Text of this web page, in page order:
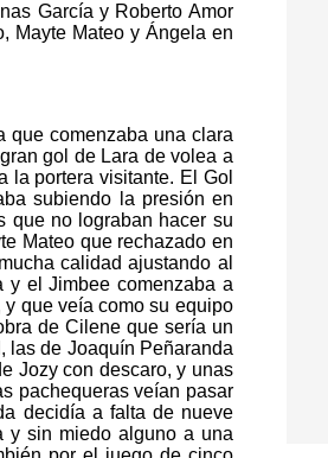
García y Roberto Amor
Mayte Mateo y Ángela en
que comenzaba una clara
gol de Lara de volea a
la portera visitante. El Gol
subiendo la presión en
que no lograban hacer su
Mateo que rechazado en
calidad ajustando al
y el Jimbee comenzaba a
que veía como su equipo
de Cilene que sería un
las de Joaquín Peñaranda
Jozy con descaro, y unas
pachequeras veían pasar
decidía a falta de nueve
y sin miedo alguno a una